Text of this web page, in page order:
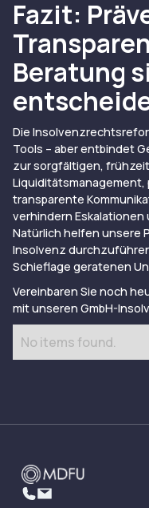
Fazit:
Beratung
Die
Tools – aber entbindet
zur sorgfältigen,
transparente
verhindern
Natürlich helfen unsere
Insolvenz
Schieflage geratenen
Vereinbaren Sie noch
mit unseren GmbH-
No items found.